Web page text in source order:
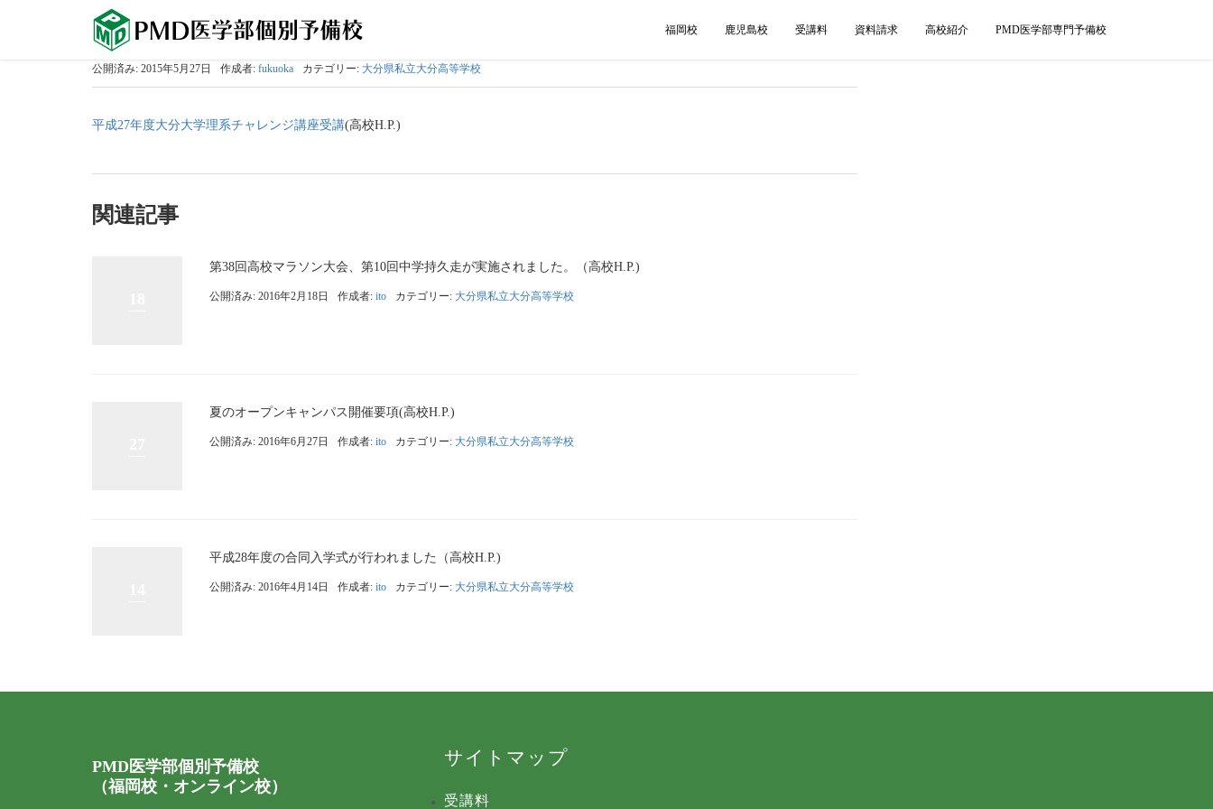
福岡校 鹿児島校 受講料 資料請求 高校紹介 PMD医学部専門予備校
公開済み: 2015年5月27日 作成者: fukuoka カテゴリー: 大分県私立大分高等学校
平成27年度大分大学理系チャレンジ講座受講(高校H.P.)
関連記事
第38回高校マラソン大会、第10回中学持久走が実施されました。（高校H.P.)
公開済み: 2016年2月18日 作成者: ito カテゴリー: 大分県私立大分高等学校
夏のオープンキャンパス開催要項(高校H.P.)
公開済み: 2016年6月27日 作成者: ito カテゴリー: 大分県私立大分高等学校
平成28年度の合同入学式が行われました（高校H.P.)
公開済み: 2016年4月14日 作成者: ito カテゴリー: 大分県私立大分高等学校
PMD医学部個別予備校
（福岡校・オンライン校）
サイトマップ
受講料